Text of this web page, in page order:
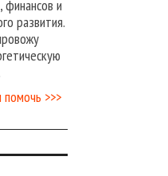
и
развития.
>>>